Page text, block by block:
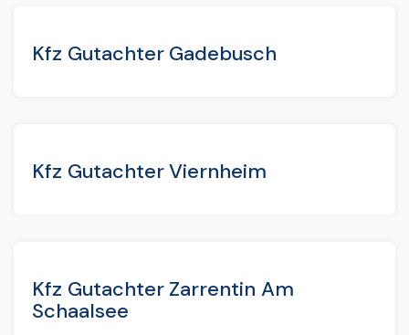
Kfz Gutachter Gadebusch
Kfz Gutachter Viernheim
Kfz Gutachter Zarrentin Am
Schaalsee